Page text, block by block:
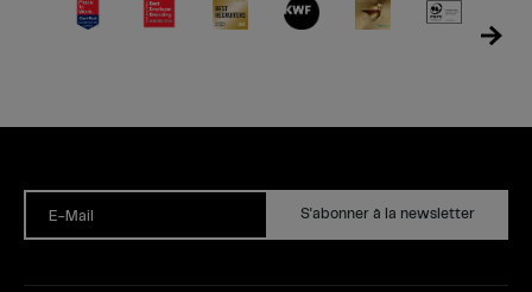
E-Mail S'abonner à la newsletter